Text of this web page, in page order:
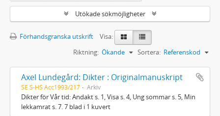
Utökade sökmöjligheter
Förhandsgranska utskrift
Visa:
Sortera: Referenskod
Riktning: Ökande
Axel Lundegård: Dikter : Originalmanuskript
SE S-HS Acc1993/217 Arkiv
Dikter för Vår tid: Andakt s. 1, Visa s. 4, Ung sommar s. 5, Min
lekkamrat s. 7. 7 blad i 1 kuvert